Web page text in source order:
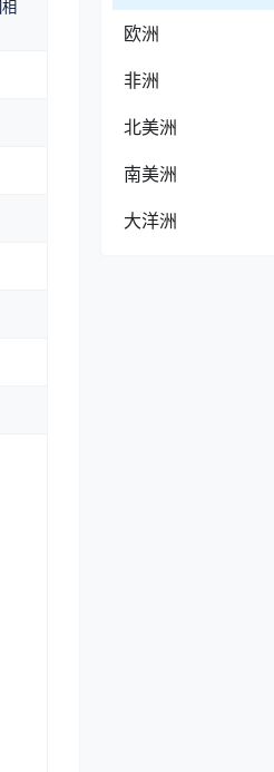
欧洲
非洲
北美洲
南美洲
大洋洲